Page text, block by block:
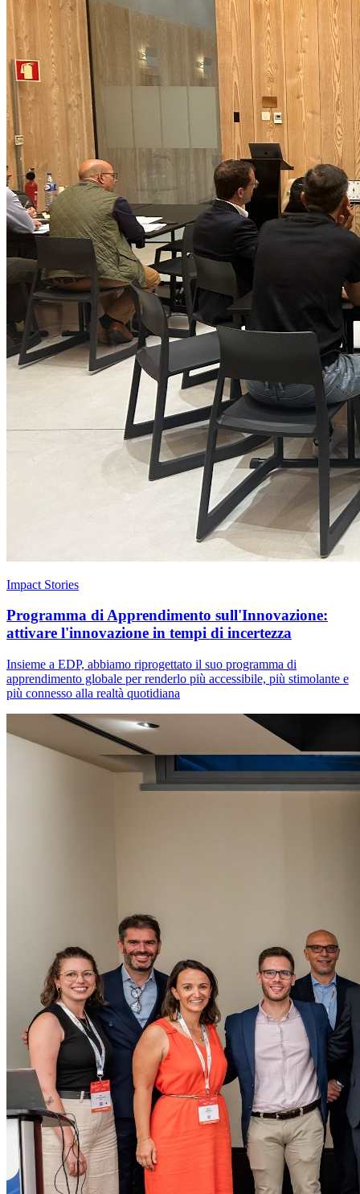
Impact Stories
Programma di Apprendimento sull'Innovazione:
attivare l'innovazione in tempi di incertezza
Insieme a EDP, abbiamo riprogettato il suo programma di
apprendimento globale per renderlo più accessibile, più stimolante e
più connesso alla realtà quotidiana